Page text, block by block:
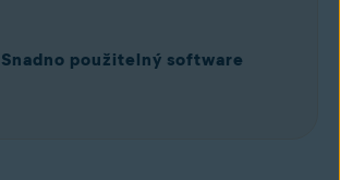
Snadno použitelný software